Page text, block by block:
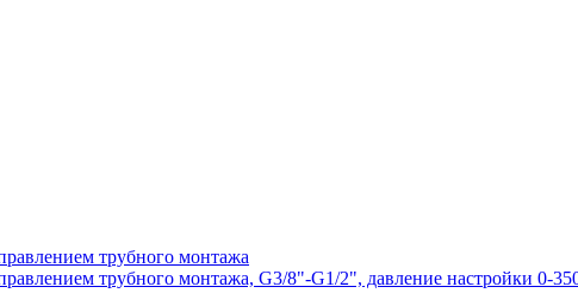
трубного монтажа
трубного монтажа, G3/8"-G1/2", давление настройки 0-